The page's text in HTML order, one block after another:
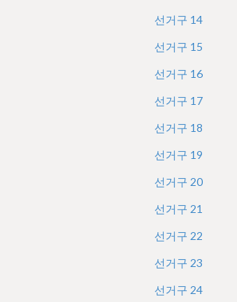
선거구 14
선거구 15
선거구 16
선거구 17
선거구 18
선거구 19
선거구 20
선거구 21
선거구 22
선거구 23
선거구 24